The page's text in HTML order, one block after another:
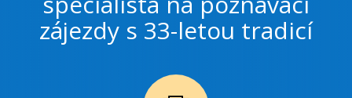
zájezdy s 33-letou tradicí